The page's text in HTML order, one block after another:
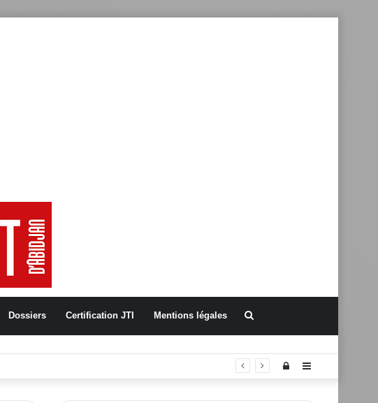
Dossiers Certification JTI Mentions légales
Sidebar
Connexion